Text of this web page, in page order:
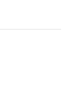
Lonely